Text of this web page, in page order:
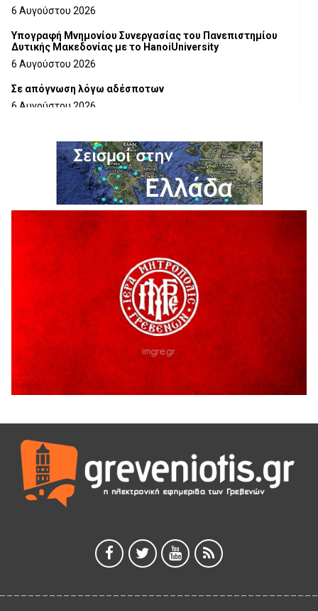
6 Αυγούστου 2026
Υπογραφή Μνημονίου Συνεργασίας του Πανεπιστημίου
Δυτικής Μακεδονίας με το HanoiUniversity
6 Αυγούστου 2026
Σε απόγνωση λόγω αδέσποτων
6 Αυγούστου 2026
6 Αυγούστου 2026
Ολοκληρώνεται η ασφαλτόστρωση της οδού Περιβόλι –
6 Αυγούστου 2026
H παραδοχή λαθών είναι (και) δύναμη
5 Αυγούστου 2026
Ο ΑΝΔΡΕΑΣ ΑΣΛΑΝΙΔΗΣ ΣΥΝΕΧΙΖΕΙ ΣΤΟΝ ΠΡΩΤΕΑ
ΓΡΕΒΕΝΩΝ
5 Αυγούστου 2026
Ευχαριστήριο Εκπολιτιστικού Συλλόγου Ταξιάρχη προς κ.
Παρασχάκη Αθανάσιο
5 Αυγούστου 2026
Διακοπή υδροδότησης του Α΄ κλάδου ύδρευσης
5 Αυγούστου 2026
Θερινό Σινεμά στο πλαίσιο του «Πολιτιστικού
Καλοκαιριού 2026» με την βραβευμένη ταινία «Μικρές
Ανάσες».
5 Αυγούστου 2026
5 Αυγούστου 2026